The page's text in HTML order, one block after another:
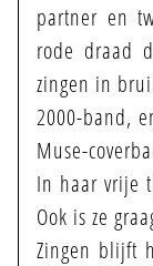
partner en
rode draad
zingen in
2000-band,
Muse-
In haar vrije
Ook is ze
Zingen blijft